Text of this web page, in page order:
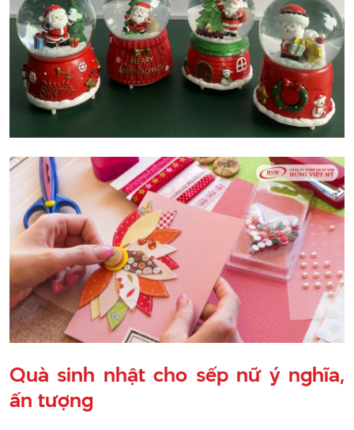
Quà sinh nhật cho sếp nữ ý nghĩa,
ấn tượng